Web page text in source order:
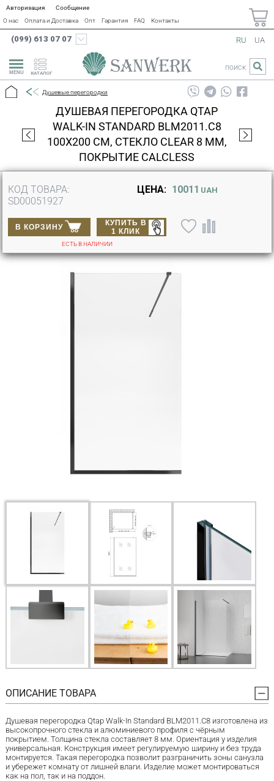
Авторизация
Сообщение
О нас
Оплата и Доставка Опт Гарантия FAQ Контакты
(099) 613 07 07
КАТАЛОГ
RU UA
ПОИСК
Душевые перегородки
ДУШЕВАЯ ПЕРЕГОРОДКА QTAP
WALK-IN STANDARD BLM2011.C8
100Х200 СМ, СТЕКЛО CLEAR 8 ММ,
ПОКРЫТИЕ CALCLESS
КОД ТОВАРА:
SD00051927
ЦЕНА: 10011 UAH
В КОРЗИНУ
КУПИТЬ В
1 КЛИК
ЕСТЬ В НАЛИЧИИ
ОПИСАНИЕ ТОВАРА
Душевая перегородка Qtap Walk-In Standard BLM2011.C8 изготовлена из
высокопрочного стекла и алюминиевого профиля с чёрным
покрытием. Толщина стекла составляет 8 мм. Ориентация у изделия
универсальная. Конструкция имеет регулируемую ширину и без труда
монтируется. Такая перегородка позволит разграничить зоны санузла
и убережет комнату от лишней влаги. Изделие может монтироваться
как на пол, так и на поддон.